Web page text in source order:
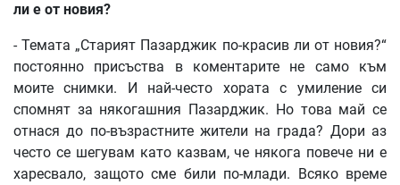
ли е от новия?
- Темата „Старият Пазарджик по-красив ли от новия?“
постоянно присъства в коментарите не само към
моите снимки. И най-често хората с умиление си
спомнят за някогашния Пазарджик. Но това май се
отнася до по-възрастните жители на града? Дори аз
често се шегувам като казвам, че някога повече ни е
харесвало, защото сме били по-млади. Всяко време